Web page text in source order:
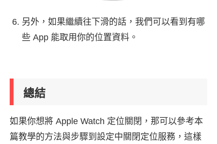
另外，如果繼續往下滑的話，我們可以看到有哪
些 App 能取用你的位置資料。
總結
如果你想將 Apple Watch 定位關閉，那可以參考本
篇教學的方法與步驟到設定中關閉定位服務，這樣